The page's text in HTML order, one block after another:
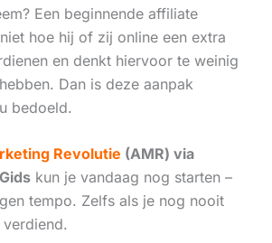
Een beginnende affiliate
hoe hij of zij online een extra
en denkt hiervoor te weinig
Dan is deze aanpak
bedoeld.
Revolutie (AMR) via
kun je vandaag nog starten –
tempo. Zelfs als je nog nooit